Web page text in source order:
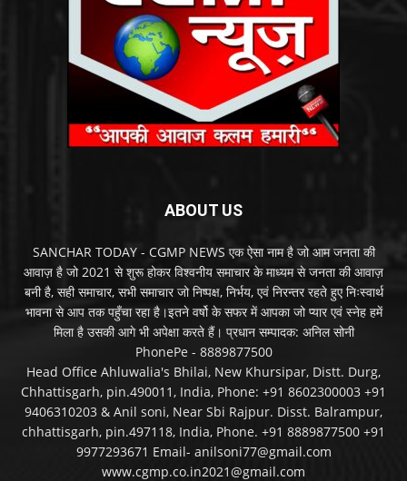
ABOUT US
SANCHAR TODAY - CGMP NEWS एक ऐसा नाम है जो आम जनता की
आवाज़ है जो 2021 से शुरू होकर विश्वनीय समाचार के माध्यम से जनता की आवाज़
बनी है, सही समाचार, सभी समाचार जो निष्पक्ष, निर्भय, एवं निरन्तर रहते हुए निःस्वार्थ
भावना से आप तक पहुँचा रहा है।इतने वर्षो के सफर में आपका जो प्यार एवं स्नेह हमें
मिला है उसकी आगे भी अपेक्षा करते हैं। प्रधान सम्पादक: अनिल सोनी
PhonePe - 8889877500
Head Office Ahluwalia's Bhilai, New Khursipar, Distt. Durg,
Chhattisgarh, pin.490011, India, Phone: +91 8602300003 +91
9406310203 & Anil soni, Near Sbi Rajpur. Disst. Balrampur,
chhattisgarh, pin.497118, India, Phone. +91 8889877500 +91
9977293671 Email- anilsoni77@gmail.com
www.cgmp.co.in2021@gmail.com